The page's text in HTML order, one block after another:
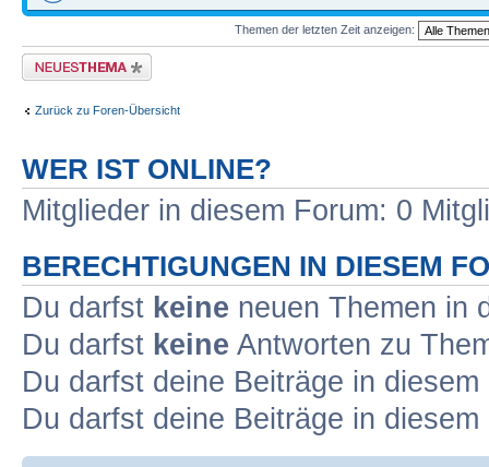
Themen der letzten Zeit anzeigen:
Neues Thema erstellen
Zurück zu Foren-Übersicht
WER IST ONLINE?
Mitglieder in diesem Forum: 0
BERECHTIGUNGEN IN DIESEM
Du darfst keine neuen Themen in
Du darfst keine Antworten zu
Du darfst deine Beiträge in
Du darfst deine Beiträge in